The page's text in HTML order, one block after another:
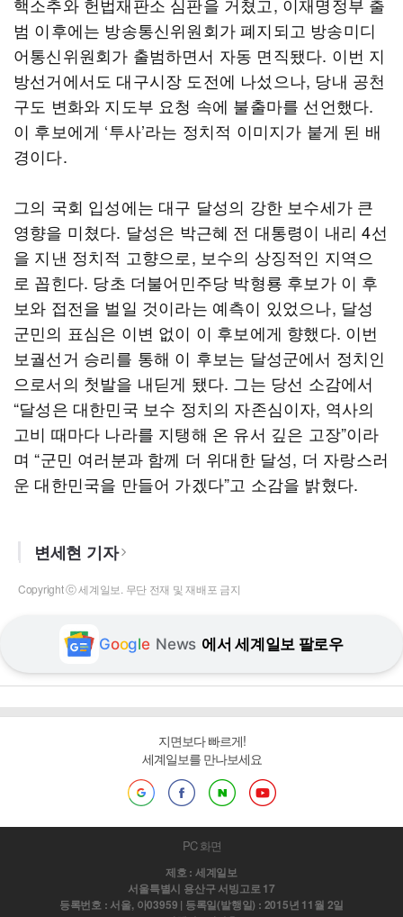
범 이후에는 방송통신위원회가 폐지되고 방송미디
어통신위원회가 출범하면서 자동 면직됐다. 이번 지
방선거에서도 대구시장 도전에 나섰으나, 당내 공천
구도 변화와 지도부 요청 속에 불출마를 선언했다.
이 후보에게 ‘투사’라는 정치적 이미지가 붙게 된 배
경이다.
그의 국회 입성에는 대구 달성의 강한 보수세가 큰
영향을 미쳤다. 달성은 박근혜 전 대통령이 내리 4선
을 지낸 정치적 고향으로, 보수의 상징적인 지역으
로 꼽힌다. 당초 더불어민주당 박형룡 후보가 이 후
보와 접전을 벌일 것이라는 예측이 있었으나, 달성
군민의 표심은 이변 없이 이 후보에게 향했다. 이번
보궐선거 승리를 통해 이 후보는 달성군에서 정치인
으로서의 첫발을 내딛게 됐다. 그는 당선 소감에서
“달성은 대한민국 보수 정치의 자존심이자, 역사의
고비 때마다 나라를 지탱해 온 유서 깊은 고장”이라
며 “군민 여러분과 함께 더 위대한 달성, 더 자랑스러
운 대한민국을 만들어 가겠다”고 소감을 밝혔다.
변세현 기자
Copyright ⓒ 세계일보. 무단 전재 및 재배포 금지
Google News 에서 세계일보 팔로우
지면보다 빠르게!
세계일보를 만나보세요
PC 화면
제호 : 세계일보
서울특별시 용산구 서빙고로 17
등록번호 : 서울, 아03959 | 등록일(발행일) : 2015년 11월 2일